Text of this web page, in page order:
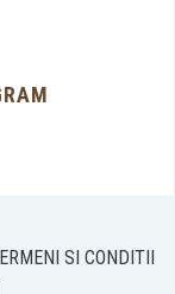
SI CONDITII